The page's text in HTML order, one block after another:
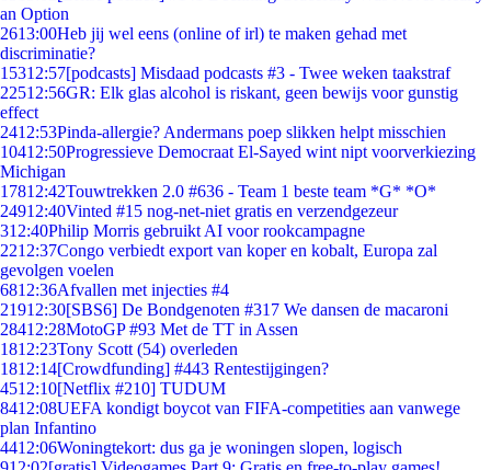
an Option
2613:00Heb jij wel eens (online of irl) te maken gehad met
discriminatie?
15312:57[podcasts] Misdaad podcasts #3 - Twee weken taakstraf
22512:56GR: Elk glas alcohol is riskant, geen bewijs voor gunstig
effect
2412:53Pinda-allergie? Andermans poep slikken helpt misschien
10412:50Progressieve Democraat El-Sayed wint nipt voorverkiezing
Michigan
17812:42Touwtrekken 2.0 #636 - Team 1 beste team *G* *O*
24912:40Vinted #15 nog-net-niet gratis en verzendgezeur
312:40Philip Morris gebruikt AI voor rookcampagne
2212:37Congo verbiedt export van koper en kobalt, Europa zal
gevolgen voelen
6812:36Afvallen met injecties #4
21912:30[SBS6] De Bondgenoten #317 We dansen de macaroni
28412:28MotoGP #93 Met de TT in Assen
1812:23Tony Scott (54) overleden
1812:14[Crowdfunding] #443 Rentestijgingen?
4512:10[Netflix #210] TUDUM
8412:08UEFA kondigt boycot van FIFA-competities aan vanwege
plan Infantino
4412:06Woningtekort: dus ga je woningen slopen, logisch